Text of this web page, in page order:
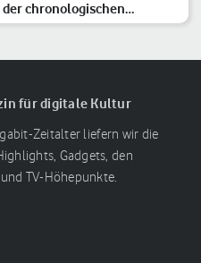
chronologischen
für digitale Kultur
Zeitalter liefern wir die
Gadgets, den
TV-Höhepunkte.